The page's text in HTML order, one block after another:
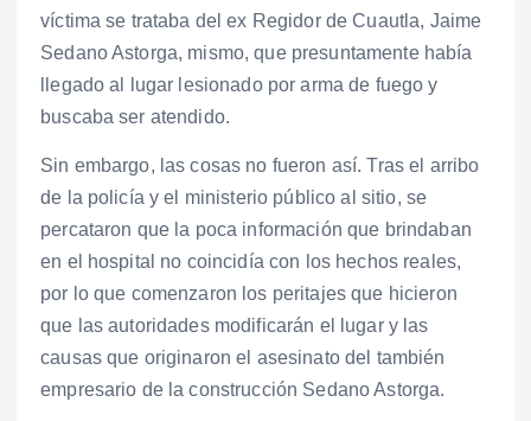
víctima se trataba del ex Regidor de Cuautla, Jaime
Sedano Astorga, mismo, que presuntamente había
llegado al lugar lesionado por arma de fuego y
buscaba ser atendido.
Sin embargo, las cosas no fueron así. Tras el arribo
de la policía y el ministerio público al sitio, se
percataron que la poca información que brindaban
en el hospital no coincidía con los hechos reales,
por lo que comenzaron los peritajes que hicieron
que las autoridades modificarán el lugar y las
causas que originaron el asesinato del también
empresario de la construcción Sedano Astorga.